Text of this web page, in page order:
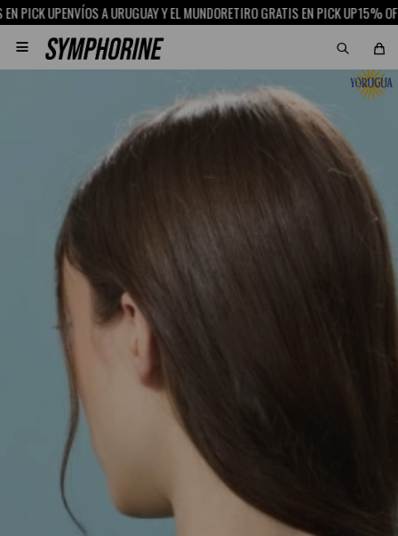
ENVÍOS A URUGUAY Y EL MUNDORETIRO GRATIS EN PICK UP15% OFF CON
